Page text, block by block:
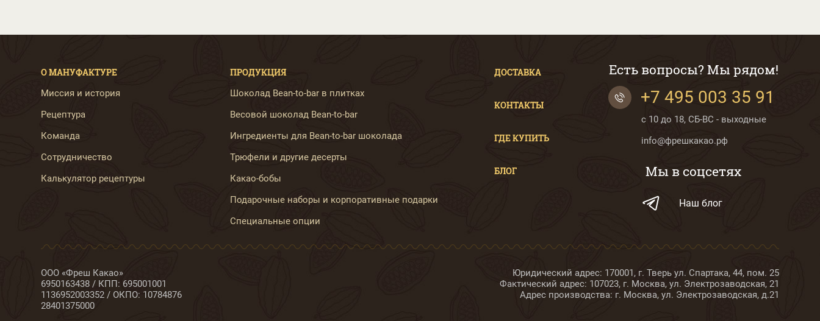
О МАНУФАКТУРЕ
Миссия и история
Рецептура
Команда
Сотрудничество
Калькулятор рецептуры
ПРОДУКЦИЯ
Шоколад Bean-to-bar в плитках
Весовой шоколад Bean-to-bar
Ингредиенты для Bean-to-bar шоколада
Трюфели и другие десерты
Какао-бобы
Подарочные наборы и корпоративные подарки
Специальные опции
ДОСТАВКА
КОНТАКТЫ
ГДЕ КУПИТЬ
БЛОГ
Есть вопросы? Мы рядом!
+7 495 003 35 91
с 10 до 18, СБ-ВС - выходные
info@фрешкакао.рф
Мы в соцсетях
Наш блог
ООО «Фреш Какао»
6950163438 / КПП: 695001001
1136952003352 / ОКПО: 10784876
28401375000
Юридический адрес: 170001, г. Тверь ул. Спартака, 44, пом. 25
Фактический адрес: 107023, г. Москва, ул. Электрозаводская, 21
Адрес производства: г. Москва, ул. Электрозаводская, д.21